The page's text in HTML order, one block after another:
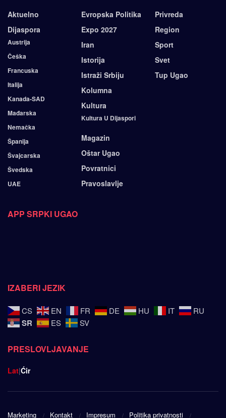
Aktuelno
Dijaspora
Austrija
Češka
Francuska
Italija
Kanada-SAD
Mađarska
Nemačka
Španija
Švajcarska
Švedska
UAE
Evropska Politika
Expo 2027
Iran
Istorija
Istraži Srbiju
Kolumna
Kultura
Kultura U Dijaspori
Magazin
Oštar Ugao
Povratnici
Pravoslavlje
Privreda
Region
Sport
Svet
Tup Ugao
APP SRPKI UGAO
IZABERI JEZIK
CS EN FR DE HU IT RU
SR ES SV
PRESLOVLJAVANJE
Lat|Ćir
Marketing Kontakt Impresum Politika privatnosti